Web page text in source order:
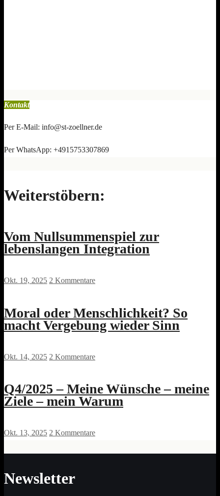
Kontakt
Per E-Mail: info@st-zoellner.de
Per WhatsApp: +4915753307869
Weiterstöbern:
Vom Nullsummenspiel zur
lebenslangen Integration
Okt. 19, 2025 2 Kommentare
Moral oder Menschlichkeit? So
macht Vergebung wieder Sinn
Okt. 14, 2025 2 Kommentare
Q4/2025 – Meine Wünsche – meine
Ziele – mein Warum
Okt. 13, 2025 2 Kommentare
Newsletter